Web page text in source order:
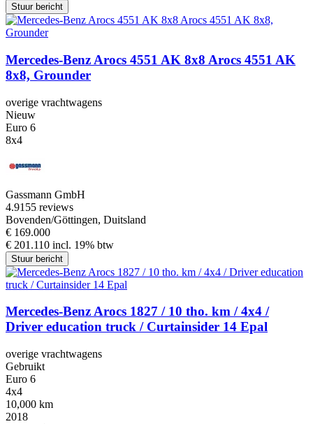
Stuur bericht
Mercedes-Benz Arocs 4551 AK 8x8 Arocs 4551 AK
8x8, Grounder
overige vrachtwagens
Nieuw
Euro 6
8x4
Gassmann GmbH
4.9155 reviews
Bovenden/Göttingen, Duitsland
€ 169.000
€ 201.110 incl. 19% btw
Stuur bericht
Mercedes-Benz Arocs 1827 / 10 tho. km / 4x4 /
Driver education truck / Curtainsider 14 Epal
overige vrachtwagens
Gebruikt
Euro 6
4x4
10,000 km
2018